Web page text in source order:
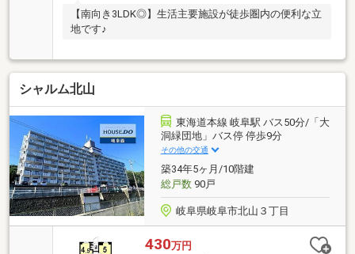
【南向き3LDK◎】生活主要施設が徒歩圏内の便利な立
地です♪
シャルム北山
東海道本線 岐阜駅 バス50分/「大
洞緑団地」バス停 停歩9分
その他の交通
築34年5ヶ月/10階建
総戸数90戸
岐阜県岐阜市北山３丁目
430万円